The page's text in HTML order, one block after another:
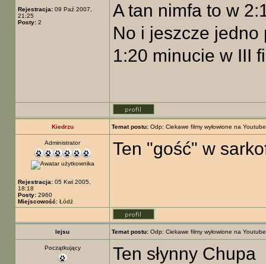
Rejestracja: 09 Paź 2007,
21:25
Posty: 2
A tan nimfa to w
No i jeszcze jedno
1:20 minucie w III
Kiedrzu Temat postu: Odp: Ciekawe filmy wyłowione na Youtube
Administrator
Rejestracja: 05 Kwi 2005,
18:18
Posty: 2960
Miejscowość: Łódź
Ten "gość" w
lejsu Temat postu: Odp: Ciekawe filmy wyłowione na Youtube
Początkujący
Ten słynny Chupa